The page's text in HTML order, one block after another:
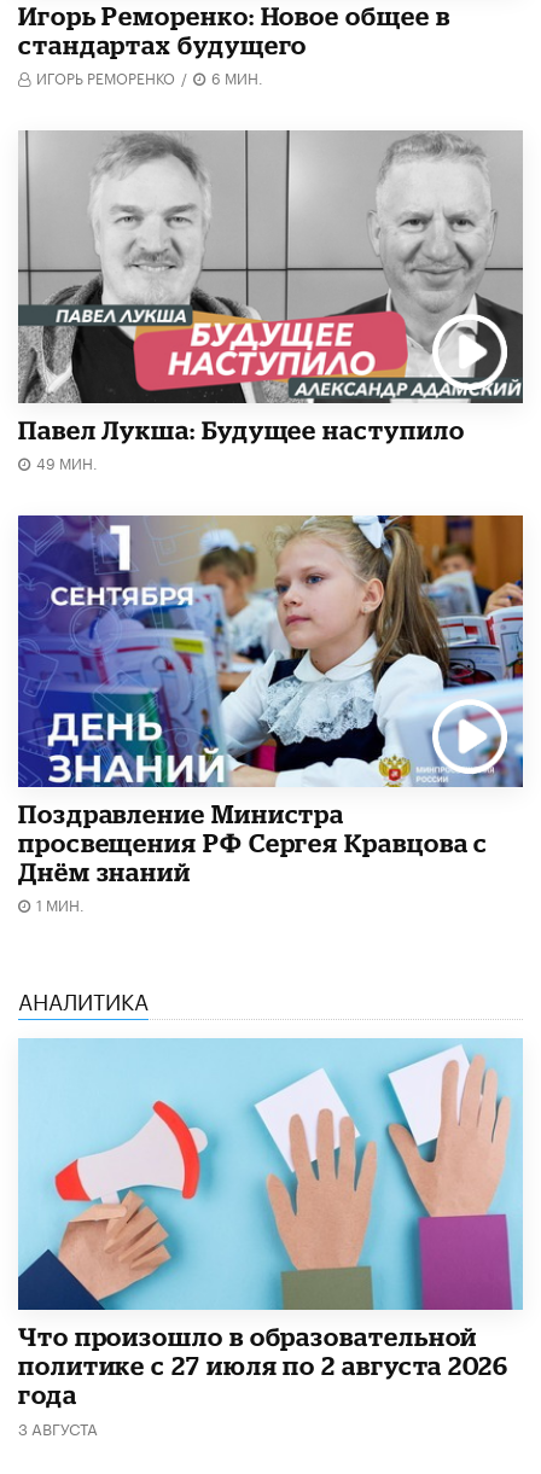
Игорь Реморенко: Новое общее в
стандартах будущего
ИГОРЬ РЕМОРЕНКО / 6 МИН.
Павел Лукша: Будущее наступило
49 МИН.
Поздравление Министра
просвещения РФ Сергея Кравцова с
Днём знаний
1 МИН.
АНАЛИТИКА
​Что произошло в образовательной
политике с 27 июля по 2 августа 2026
года
3 АВГУСТА